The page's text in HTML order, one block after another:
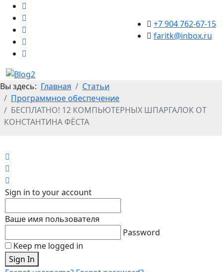
+7 904 762-67-15
faritk@inbox.ru
Вы здесь: Главная
Статьи
Программное обеспечение
БЕСПЛАТНО! 12 КОМПЬЮТЕРНЫХ ШПАРГАЛОК ОТ
КОНСТАНТИНА ФЁСТА
Sign in to your account
Ваше имя пользователя
Password
Keep me logged in
Sign In